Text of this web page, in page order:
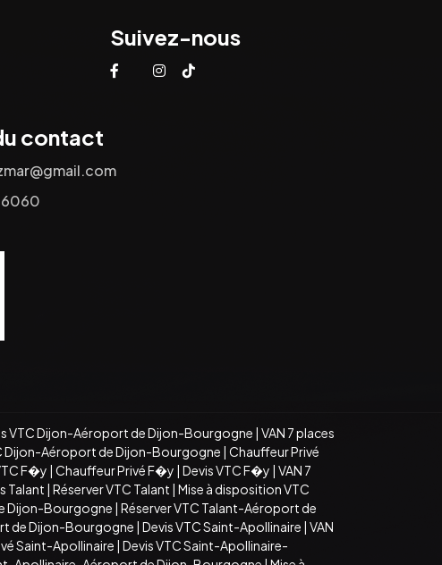
Suivez-nous
contact
VTC Dijon-Aéroport de Dijon-Bourgogne | VAN 7 places
Dijon-Aéroport de Dijon-Bourgogne | Chauffeur Privé
F�y | Chauffeur Privé F�y | Devis VTC F�y | VAN 7
Talant | Réserver VTC Talant | Mise à disposition VTC
Dijon-Bourgogne | Réserver VTC Talant-Aéroport de
de Dijon-Bourgogne | Devis VTC Saint-Apollinaire | VAN
Saint-Apollinaire | Devis VTC Saint-Apollinaire-